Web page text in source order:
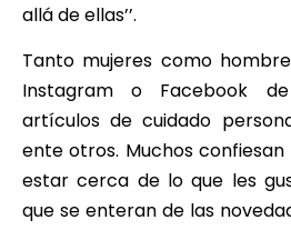
allá de ellas’’.
Tanto mujeres como
Instagram o Facebook
artículos de cuidado
ente otros. Muchos
estar cerca de lo que les
que se enteran de las